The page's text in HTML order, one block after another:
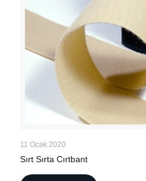
11 Ocak 2020
Sırt Sırta Cırtbant